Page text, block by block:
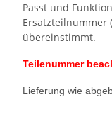
Passt und
Ersatzteilnummer
übereinstimmt.
Teilenummer
Lieferung wie